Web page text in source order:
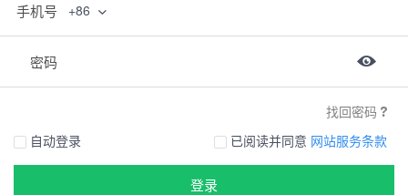
手机号 +86
密码
找回密码
自动登录
已阅读并同意 网站服务条款
登录